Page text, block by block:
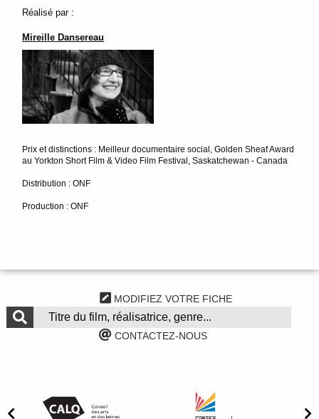
Réalisé par :
Mireille Dansereau
Prix et distinctions : Meilleur documentaire social, Golden Sheaf Award
au Yorkton Short Film & Video Film Festival, Saskatchewan - Canada
Distribution : ONF
Production : ONF
MODIFIEZ VOTRE FICHE
CONTACTEZ-NOUS